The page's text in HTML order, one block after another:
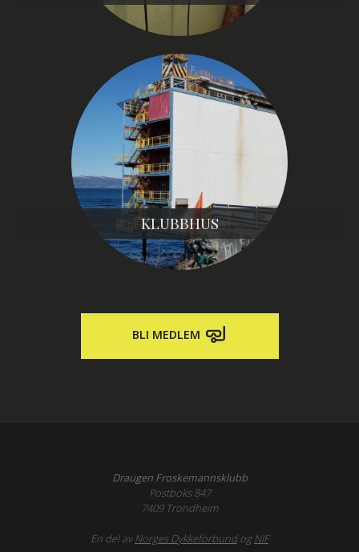
KLUBBHUS
BLI MEDLEM
Draugen Froskemannsklubb
Postboks 847
7409 Trondheim
En del avNorges DykkeforbundogNIF